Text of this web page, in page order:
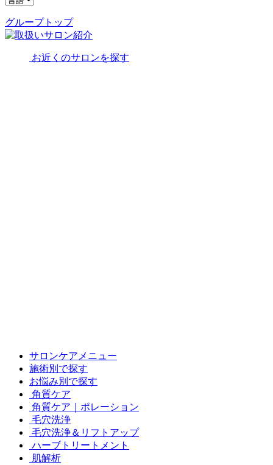
グループトップ
お近くのサロンを探す
サロンケアメニュー
施術別で探す
お悩み別で探す
角質ケア
角質ケア｜ポレーション
毛穴洗浄
毛穴洗浄＆リフトアップ
ハーブトリートメント
肌解析